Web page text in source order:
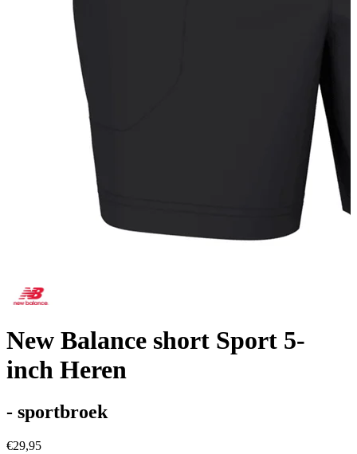
New Balance short Sport 5-
inch Heren
- sportbroek
€29,95